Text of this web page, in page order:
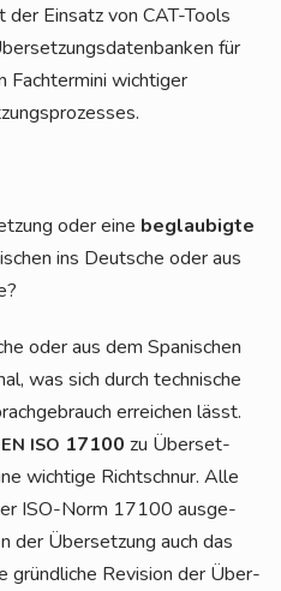
Ein­satz von CAT-Tools
für
Fach­ter­mi­ni wich­ti­ger
oder eine beglau­big­te
ins Deut­sche oder aus
oder aus dem Spa­ni­schen
was sich durch tech­ni­sche
errei­chen lässt.
EN ISO 17100 zu Über­set­
wich­ti­ge Richt­schnur. Alle
ISO-Norm 17100 aus­ge­
der Über­set­zung auch das
gründ­li­che Revi­si­on der Über­